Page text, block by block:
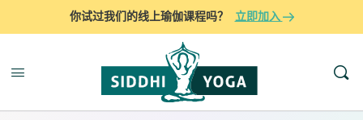
你试过我们的线上瑜伽课程吗？ 立即加入